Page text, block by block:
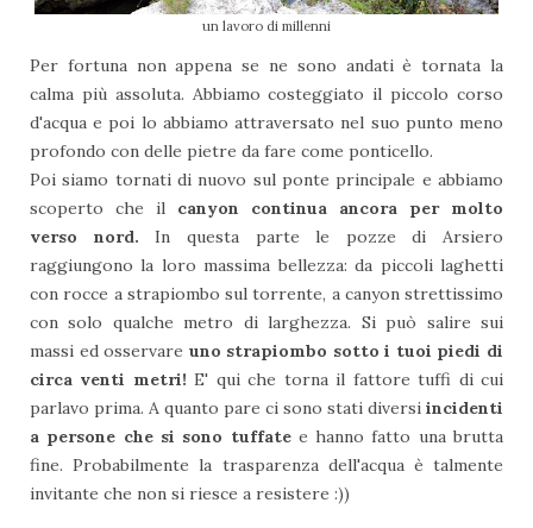
un lavoro di millenni
Per fortuna non appena se ne sono andati è tornata la
calma più assoluta. Abbiamo costeggiato il piccolo corso
d'acqua e poi lo abbiamo attraversato nel suo punto meno
profondo con delle pietre da fare come ponticello.
Poi siamo tornati di nuovo sul ponte principale e abbiamo
scoperto che il canyon continua ancora per molto
verso nord.In questa parte le pozze di Arsiero
raggiungono la loro massima bellezza: da piccoli laghetti
con rocce a strapiombo sul torrente, a canyon strettissimo
con solo qualche metro di larghezza. Si può salire sui
massi ed osservare uno strapiombo sotto i tuoi piedi di
circa venti metri! E' qui che torna il fattore tuffi di cui
parlavo prima. A quanto pare ci sono stati diversi incidenti
a persone che si sono tuffatee hanno fatto una brutta
fine. Probabilmente la trasparenza dell'acqua è talmente
invitante che non si riesce a resistere :))